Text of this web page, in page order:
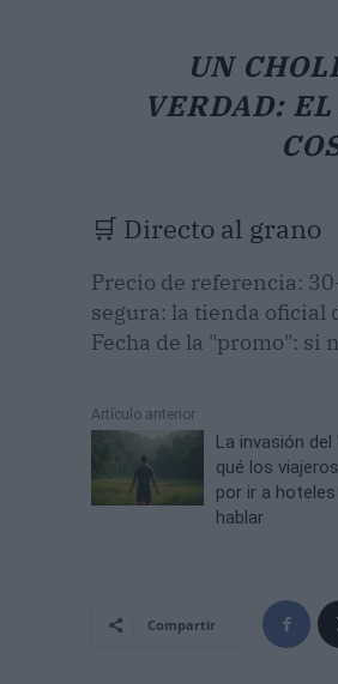
UN
VERDAD:
🛒 Directo al grano
Precio de referencia:
segura: la tienda oficial
Fecha de la "promo": si
Artículo anterior
La invasión
qué los
por ir a
hablar
Compartir